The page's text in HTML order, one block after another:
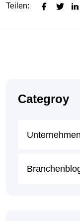
Teilen:
Categroy